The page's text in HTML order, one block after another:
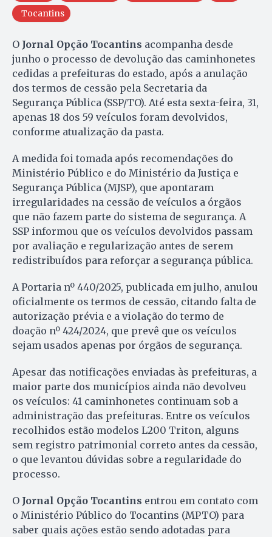
Tocantins
O Jornal Opção Tocantins acompanha desde
junho o processo de devolução das caminhonetes
cedidas a prefeituras do estado, após a anulação
dos termos de cessão pela Secretaria da
Segurança Pública (SSP/TO). Até esta sexta-feira, 31,
apenas 18 dos 59 veículos foram devolvidos,
conforme atualização da pasta.
A medida foi tomada após recomendações do
Ministério Público e do Ministério da Justiça e
Segurança Pública (MJSP), que apontaram
irregularidades na cessão de veículos a órgãos
que não fazem parte do sistema de segurança. A
SSP informou que os veículos devolvidos passam
por avaliação e regularização antes de serem
redistribuídos para reforçar a segurança pública.
A Portaria nº 440/2025, publicada em julho, anulou
oficialmente os termos de cessão, citando falta de
autorização prévia e a violação do termo de
doação nº 424/2024, que prevê que os veículos
sejam usados apenas por órgãos de segurança.
Apesar das notificações enviadas às prefeituras, a
maior parte dos municípios ainda não devolveu
os veículos: 41 caminhonetes continuam sob a
administração das prefeituras. Entre os veículos
recolhidos estão modelos L200 Triton, alguns
sem registro patrimonial correto antes da cessão,
o que levantou dúvidas sobre a regularidade do
processo.
O Jornal Opção Tocantins entrou em contato com
o Ministério Público do Tocantins (MPTO) para
saber quais ações estão sendo adotadas para